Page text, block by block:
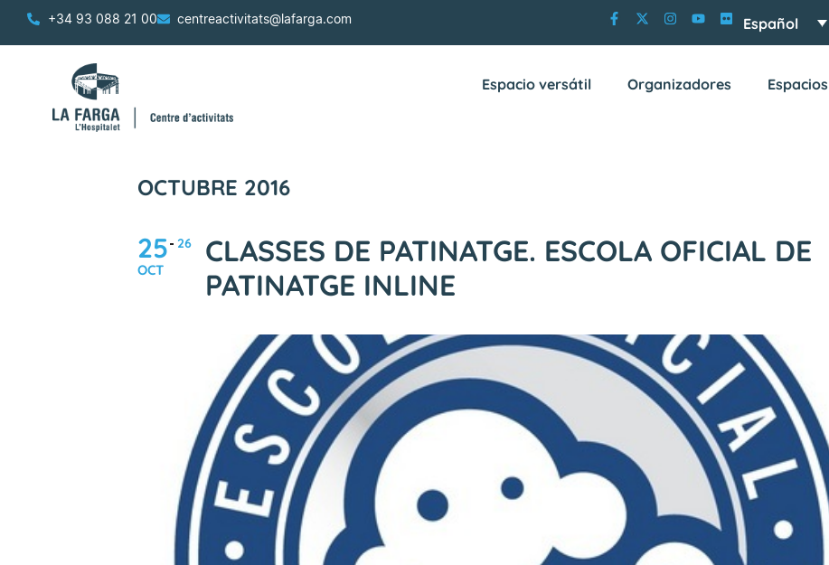
+34 93 088 21 00 centreactivitats@lafarga.com Español
Espacio versátil Organizadores Espacios
OCTUBRE 2016
25
OCT
26
CLASSES DE PATINATGE. ESCOLA OFICIAL DE
PATINATGE INLINE